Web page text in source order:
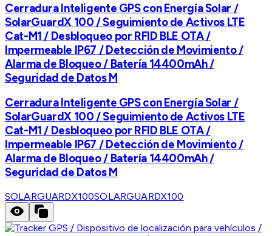
Cerradura Inteligente GPS con Energía Solar /
SolarGuardX 100 / Seguimiento de Activos LTE
Cat-M1 / Desbloqueo por RFID BLE OTA /
Impermeable IP67 / Detección de Movimiento /
Alarma de Bloqueo / Batería 14400mAh /
Seguridad de Datos M
Cerradura Inteligente GPS con Energía Solar /
SolarGuardX 100 / Seguimiento de Activos LTE
Cat-M1 / Desbloqueo por RFID BLE OTA /
Impermeable IP67 / Detección de Movimiento /
Alarma de Bloqueo / Batería 14400mAh /
Seguridad de Datos M
SOLARGUARDX100SOLARGUARDX100